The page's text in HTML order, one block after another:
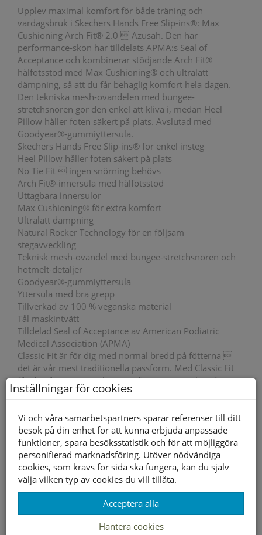
Upplev maximal komfort för både träning och
vardagsbruk i Skechers Hands Free Slip-ins®: Max
Cushioning Arch Fit® 2.0  Azusah. Den här
performance-skon har tilldelats APMA:s Seal of
Acceptance och kombinerar stödjande Arch Fit®
hålfotsstöd med Max Cushioning® och ultralätt
dämpning, så att du får behaglig komfort hela dagen.
Den tekniska mesh-ovandelen med bungee-
stretchsnören gör den enkel att kliva i, medan Heel
Pillow håller foten säkert på plats. Avslutad med
Goodyear®-gummiyttersula.
Skechers Hands Free Slip-ins® för enkel insteg
Heel Pillow håller foten säkert på plats
No Tie Fit  ingen snörning behövs
Arch Fit®-innersula med hålfotsstöd
Uttagbara innersulor
Max Cushioning® för extra komfort
Ultralätt dämpning
Natural Rocker Technology för en följsam
stegavveckling
Teknisk mesh-ovandel med bungee-stretchsnören och
hotmelt-detaljer
Goodyear®-gummiyttersula
Yttersula med bra grepp
Tillverkad av 100 % veganska material
Tål maskintvätt
Tilldelad Seal of Acceptance av American Podiatric
Medical Association (APMA)
Classic Fit är för dig med normal bredd på fötterna 
det är vår mest traditionella passform. Med Classic Fit
får du vår mest populära passform som ger komfort
hela dagen.
Om dina fötter har normal bredd men ändå behöver
välbefinnande och komfort är Classic Fit rätt passform
för dig.
Yttersula material Gummi
Innersula material Textil/Syntet
Textil/Syntet
Inställningar för cookies
Vi och våra samarbetspartners sparar referenser till ditt
besök på din enhet för att kunna erbjuda anpassade
funktioner, spara besöksstatistik och för att möjliggöra
personifierad marknadsföring. Utöver nödvändiga
cookies, som krävs för sida ska fungera, kan du själv
välja vilken typ av cookies du vill tillåta.
Acceptera alla
Hantera cookies